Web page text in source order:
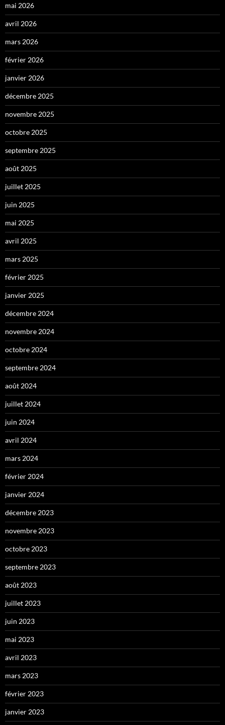
mai 2026
avril 2026
mars 2026
février 2026
janvier 2026
décembre 2025
novembre 2025
octobre 2025
septembre 2025
août 2025
juillet 2025
juin 2025
mai 2025
avril 2025
mars 2025
février 2025
janvier 2025
décembre 2024
novembre 2024
octobre 2024
septembre 2024
août 2024
juillet 2024
juin 2024
avril 2024
mars 2024
février 2024
janvier 2024
décembre 2023
novembre 2023
octobre 2023
septembre 2023
août 2023
juillet 2023
juin 2023
mai 2023
avril 2023
mars 2023
février 2023
janvier 2023